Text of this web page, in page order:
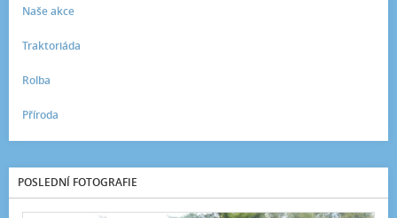
Naše akce
Traktoriáda
Rolba
Příroda
POSLEDNÍ FOTOGRAFIE